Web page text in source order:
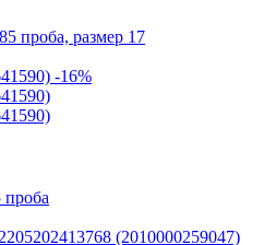
проба, размер 17
-16%
проба